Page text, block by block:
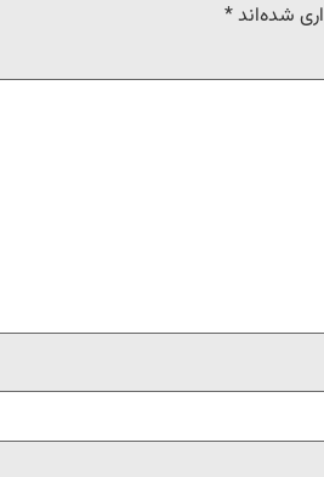
شده‌اند*